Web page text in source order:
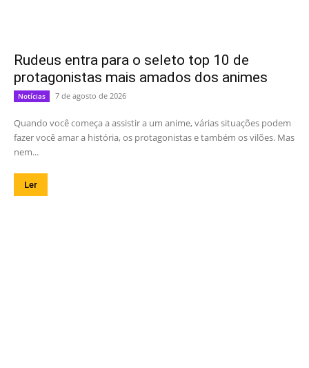
Rudeus entra para o seleto top 10 de
protagonistas mais amados dos animes
Notícias 7 de agosto de 2026
Quando você começa a assistir a um anime, várias situações podem
fazer você amar a história, os protagonistas e também os vilões. Mas
nem...
Ler